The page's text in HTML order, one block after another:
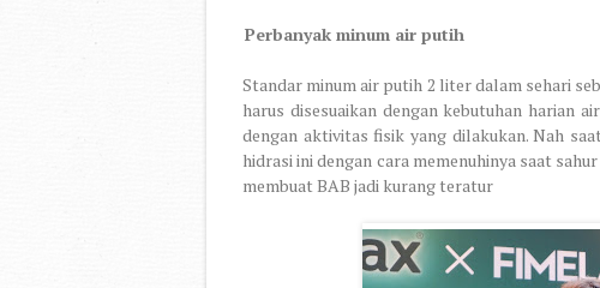
Perbanyak minum air putih
Standar minum air putih 2 liter dalam sehari
harus disesuaikan dengan kebutuhan harian
dengan aktivitas fisik yang dilakukan. Nah
hidrasi ini dengan cara memenuhinya saat
membuat BAB jadi kurang teratur